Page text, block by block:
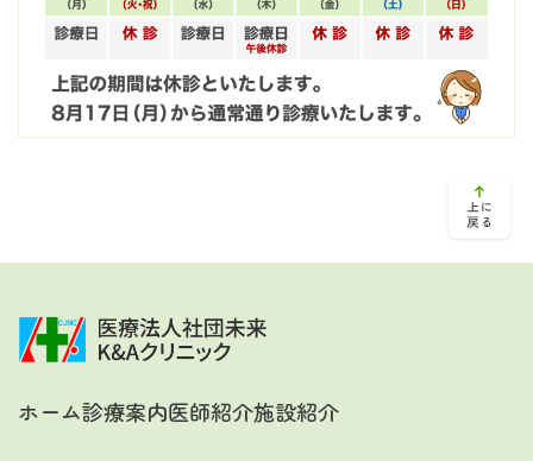
採用情報
ホーム診療案内医師紹介施設紹介